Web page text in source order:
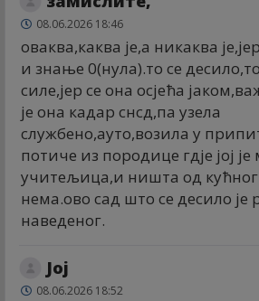
08.06.2026 18:46
оваква,каква је,а никаква
и знање 0(нула).то се
силе,јер се она осјећа
је она кадар снсд,па узела
службено,ауто,возила у
потиче из породице гдје јој је
учитељица,и ништа од кућног
нема.ово сад што се десило је
наведеног.
Јој
08.06.2026 18:52